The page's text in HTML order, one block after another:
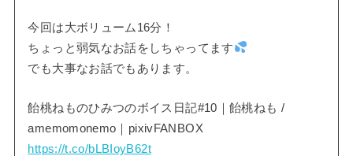
今回は大ボリューム16分！
ちょっと弱気なお話をしちゃってます
でも大事なお話でもあります。
飴桃ねものひみつのボイス日記#10｜飴桃ねも /
amemomonemo｜pixivFANBOX
https://t.co/bLBIoyB62t